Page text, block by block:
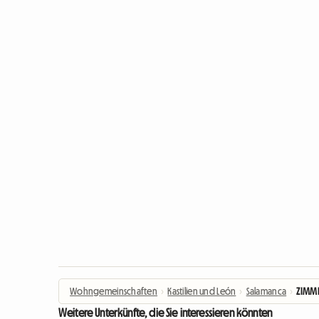
Wohngemeinschaften › Kastilien und León › Salamanca ›
Weitere Unterkünfte, die Sie interessieren könnten